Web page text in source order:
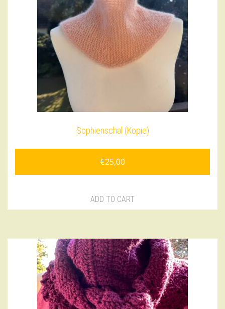
Sophienschal (Kopie)
€25,00
ADD TO CART